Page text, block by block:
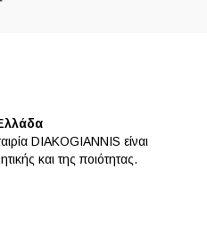
DIAKOGIANNIS είναι
και της ποιότητας.